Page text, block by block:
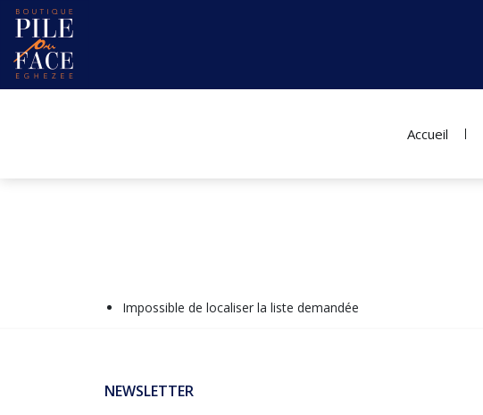
Accueil
Impossible de localiser la liste demandée
NEWSLETTER